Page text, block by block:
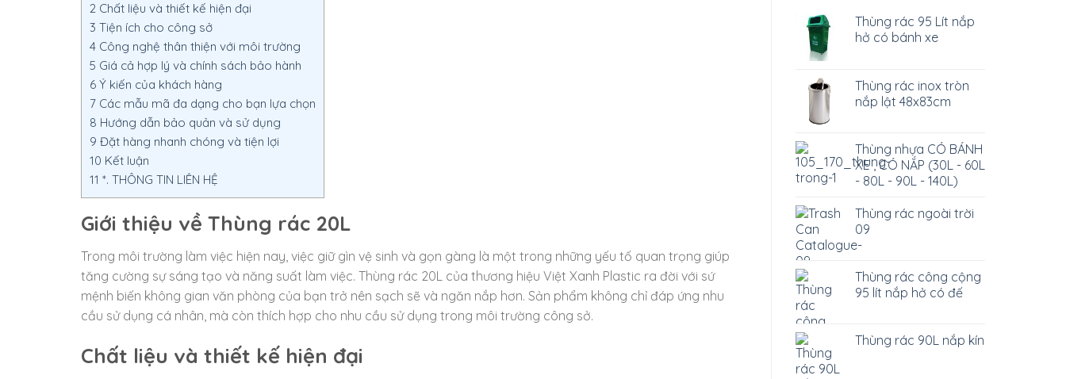
2 Chất liệu và thiết kế hiện đại
3 Tiện ích cho công sở
4 Công nghệ thân thiện với môi trường
5 Giá cả hợp lý và chính sách bảo hành
6 Ý kiến của khách hàng
7 Các mẫu mã đa dạng cho bạn lựa chọn
8 Hướng dẫn bảo quản và sử dụng
9 Đặt hàng nhanh chóng và tiện lợi
10 Kết luận
11 *. THÔNG TIN LIÊN HỆ
Giới thiệu về Thùng rác 20L
Trong môi trường làm việc hiện nay, việc giữ gìn vệ sinh và gọn gàng là một trong những yếu tố quan trọng giúp
tăng cường sự sáng tạo và năng suất làm việc. Thùng rác 20L của thương hiệu Việt Xanh Plastic ra đời với sứ
mệnh biến không gian văn phòng của bạn trở nên sạch sẽ và ngăn nắp hơn. Sản phẩm không chỉ đáp ứng nhu
cầu sử dụng cá nhân, mà còn thích hợp cho nhu cầu sử dụng trong môi trường công sở.
Chất liệu và thiết kế hiện đại
Thùng rác 95 Lít nắp
hở có bánh xe
Thùng rác inox tròn
nắp lật 48x83cm
Thùng nhựa CÓ BÁNH
XE , CÓ NẮP (30L - 60L
- 80L - 90L - 140L)
Thùng rác ngoài trời
09
Thùng rác công cộng
95 lít nắp hở có đế
Thùng rác 90L nắp kín